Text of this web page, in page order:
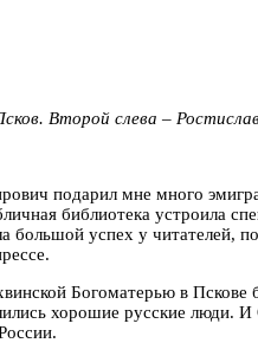
Второй слева –
подарил мне много
библиотека устроила
большой успех у читателей,
Богоматерью в Пскове
хорошие русские люди. И